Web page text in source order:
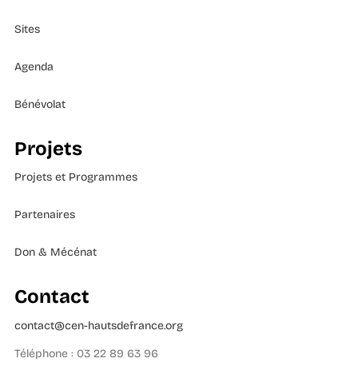
Sites
Agenda
Bénévolat
Projets
Projets et Programmes
Partenaires
Don & Mécénat
Contact
contact@cen-hautsdefrance.org
Téléphone : 03 22 89 63 96